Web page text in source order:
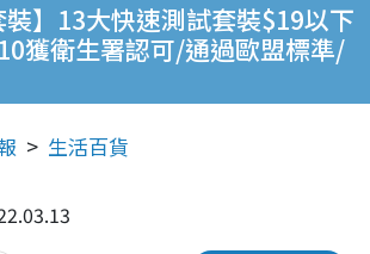
裝】13大快速測試套裝$19以下
獲衛生署認可/通過歐盟標準/
生活百貨